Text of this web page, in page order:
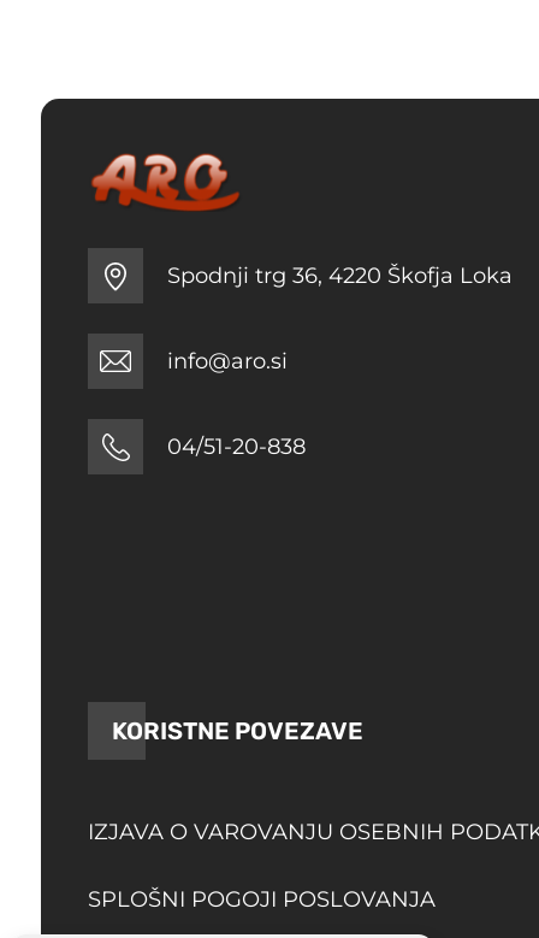
Spodnji trg 36, 4220 Škofja Loka
info@aro.si
04/51-20-838
KORISTNE POVEZAVE
IZJAVA O VAROVANJU OSEBNIH
SPLOŠNI POGOJI POSLOVANJA